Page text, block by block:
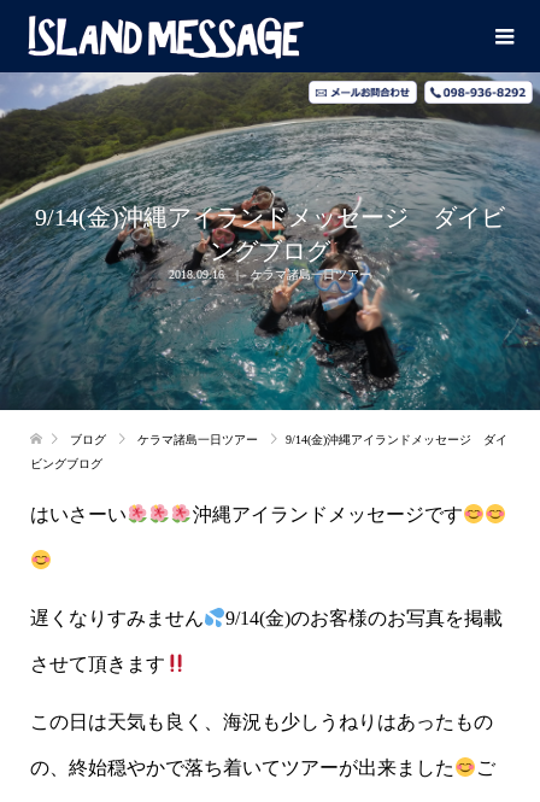
9/14(金)沖縄アイランドメッセージ ダイビ
ングブログ
2018.09.16 ケラマ諸島一日ツアー
ブログ ケラマ諸島一日ツアー
9/14(金)沖縄アイランドメッセージ ダイ
ビングブログ
はいさーい 沖縄アイランドメッセージです
遅くなりすみません 9/14(金)のお客様のお写真を掲載
させて頂きます
この日は天気も良く、海況も少しうねりはあったもの
の、終始穏やかで落ち着いてツアーが出来ました ご